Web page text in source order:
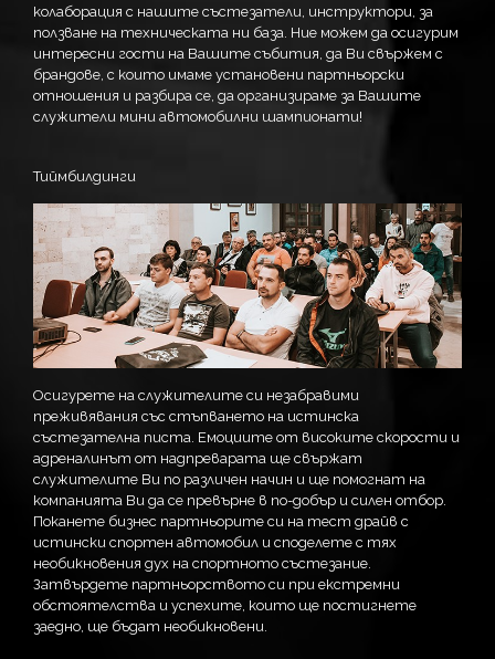
колаборация с нашите състезатели, инструктори, за
ползване на техническата ни база. Ние можем да осигурим
интересни гости на Вашите събития, да Ви свържем с
брандове, с които имаме установени партньорски
отношения и разбира се, да организираме за Вашите
служители мини автомобилни шампионати!
Тиймбилдинги
Осигурете на служителите си незабравими
преживявания със стъпването на истинска
състезателна писта. Емоциите от високите скорости и
адреналинът от надпреварата ще свържат
служителите Ви по различен начин и ще помогнат на
компанията Ви да се превърне в по-добър и силен отбор.
Поканете бизнес партньорите си на тест драйв с
истински спортен автомобил и споделете с тях
необикновения дух на спортното състезание.
Затвърдете партньорството си при екстремни
обстоятелства и успехите, които ще постигнете
заедно, ще бъдат необикновени.